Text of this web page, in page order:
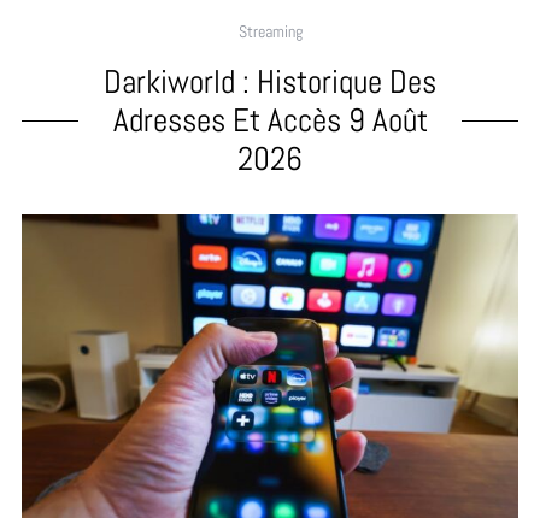
Streaming
Darkiworld : Historique Des
Adresses Et Accès 9 Août
2026